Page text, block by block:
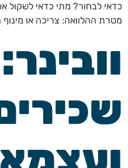
כדאי לבחור? מתי כדאי לשקול
מטרת ההלוואה: צריכה או
וובינר: